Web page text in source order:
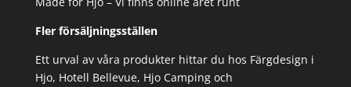
Fler försäljningsställen
Ett urval av våra produkter hittar du hos Färgdesign i
Hjo, Hotell Bellevue, Hjo Camping och